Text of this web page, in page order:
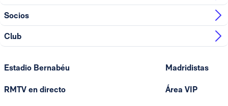
Socios
Club
Estadio Bernabéu
RMTV en directo
Madridistas
Área VIP